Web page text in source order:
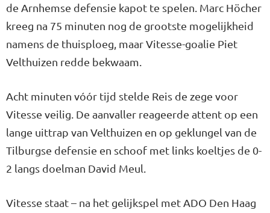
de Arnhemse defensie kapot te spelen. Marc Höcher
kreeg na 75 minuten nog de grootste mogelijkheid
namens de thuisploeg, maar Vitesse-goalie Piet
Velthuizen redde bekwaam.
Acht minuten vóór tijd stelde Reis de zege voor
Vitesse veilig. De aanvaller reageerde attent op een
lange uittrap van Velthuizen en op geklungel van de
Tilburgse defensie en schoof met links koeltjes de 0-
2 langs doelman David Meul.
Vitesse staat – na het gelijkspel met ADO Den Haag